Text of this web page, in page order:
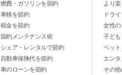
燃費・ガソリンを節約
車検を節約
税金を節約
節約メンテナンス術
シェア・レンタルで節約
自動車保険代を節約
車のローンを節約
より
ドラ
女性
子ど
ペッ
エンタ
その他